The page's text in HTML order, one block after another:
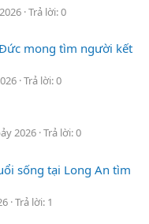
Trả lời: 0
mong tìm người kết
Trả lời: 0
2026 Trả lời: 0
sống tại Long An tìm
Trả lời: 1